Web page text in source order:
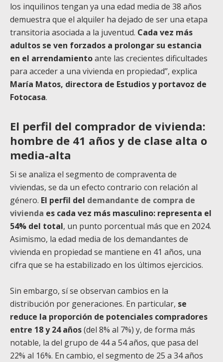
los inquilinos tengan ya una edad media de 38 años
demuestra que el alquiler ha dejado de ser una etapa
transitoria asociada a la juventud. Cada vez más
adultos se ven forzados a prolongar su estancia
en el arrendamientoante las crecientes dificultades
para acceder a una vivienda en propiedad”, explica
María Matos, directora de Estudios y portavoz de
Fotocasa.
El perfil del comprador de vivienda:
hombre de 41 años y de clase alta o
media-alta
Si se analiza el segmento de compraventa de
viviendas, se da un efecto contrario con relación al
género. El perfil del demandante de compra de
vivienda es cada vez más masculino: representa el
54% del total, un punto porcentual más que en 2024.
Asimismo, la edad media de los demandantes de
vivienda en propiedad se mantiene en 41 años, una
cifra que se ha estabilizado en los últimos ejercicios.
Sin embargo, sí se observan cambios en la
distribución por generaciones. En particular, se
reduce la proporción de potenciales compradores
entre 18 y 24 años(del 8% al 7%) y, de forma más
notable, la del grupo de 44 a 54 años, que pasa del
22% al 16%. En cambio, el segmento de 25 a 34 años